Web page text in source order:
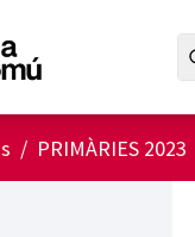
/ PRIMÀRIES 2023